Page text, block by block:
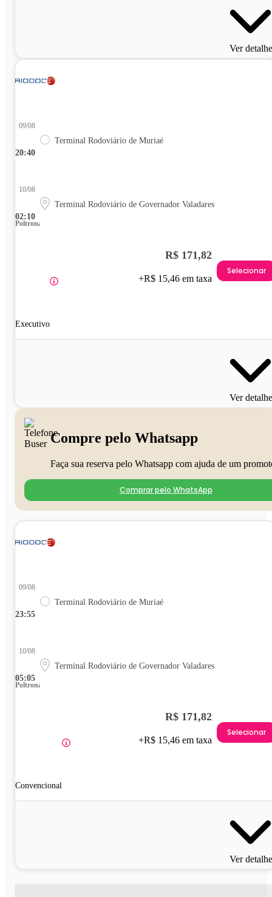
Ver
20:40
09/08
Terminal Rodoviário de Muriaé
02:10
10/08
Terminal Rodoviário de Governador Valadares
Poltrona
Executivo
R$ 171,82
+R$ 15,46 em taxa
Selecionar
Ver
Compre pelo Whatsapp
Faça sua reserva pelo Whatsapp com ajuda de um
Comprar pelo WhatsApp
23:55
09/08
Terminal Rodoviário de Muriaé
05:05
10/08
Terminal Rodoviário de Governador Valadares
Poltrona
Convencional
R$ 171,82
+R$ 15,46 em taxa
Selecionar
Ver